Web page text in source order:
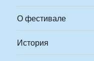
О фестивале
История